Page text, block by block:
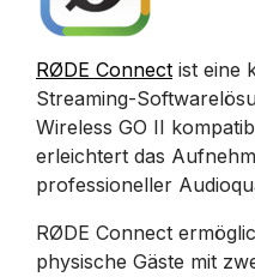
RØDE Connect ist eine
Streaming-
Wireless GO II
erleichtert das
professioneller
RØDE Connect
physische Gäste mit